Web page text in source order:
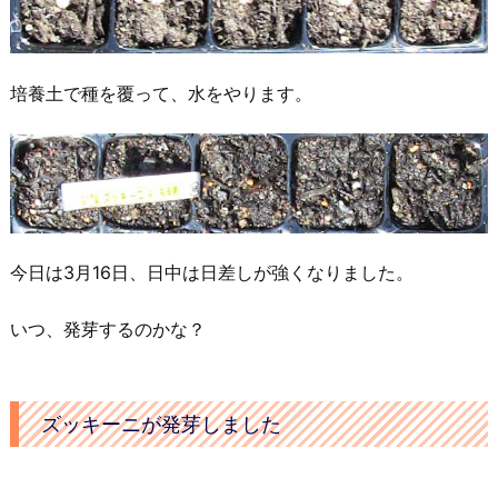
培養土で種を覆って、水をやります。
今日は3月16日、日中は日差しが強くなりました。
いつ、発芽するのかな？
ズッキーニが発芽しました